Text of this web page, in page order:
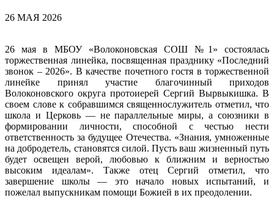
26 МАЯ 2026
26 мая в МБОУ «Волоконовская СОШ №1» состоялась
торжественная линейка, посвященная празднику «Последний
звонок – 2026». В качестве почетного гостя в торжественной
линейке принял участие благочинный приходов
Волоконовского округа протоиерей Сергий Вырвыкишка. В
своем слове к собравшимся священнослужитель отметил, что
школа и Церковь — не параллельные миры, а союзники в
формировании личности, способной с честью нести
ответственность за будущее Отечества. «Знания, умноженные
на добродетель, становятся силой. Пусть ваш жизненный путь
будет освещен верой, любовью к ближним и верностью
высоким идеалам». Также отец Сергий отметил, что
завершение школы — это начало новых испытаний, и
пожелал выпускникам помощи Божией в их преодолении.